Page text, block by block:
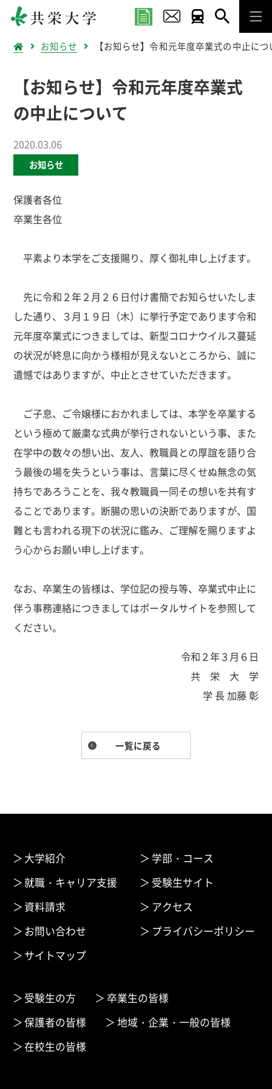
お知らせ 【お知らせ】令和元年度卒業式の中止につ
【お知らせ】令和元年度卒業式
の中止について
2020.03.06
お知らせ
保護者各位
卒業生各位
平素より本学をご支援賜り、厚く御礼申し上げます。
先に令和２年２月２６日付け書簡でお知らせいたしま
した通り、３月１９日（木）に挙行予定であります令和
元年度卒業式につきましては、新型コロナウイルス蔓延
の状況が終息に向かう様相が見えないところから、誠に
遺憾ではありますが、中止とさせていただきます。
ご子息、ご令嬢様におかれましては、本学を卒業する
という極めて厳粛な式典が挙行されないという事、また
在学中の数々の想い出、友人、教職員との厚誼を語り合
う最後の場を失うという事は、言葉に尽くせぬ無念の気
持ちであろうことを、我々教職員一同その想いを共有す
ることであります。断腸の思いの決断でありますが、国
難とも言われる現下の状況に鑑み、ご理解を賜りますよ
う心からお願い申し上げます。
なお、卒業生の皆様は、学位記の授与等、卒業式中止に
伴う事務連絡につきましてはポータルサイトを参照して
ください。
令和２年３月６日
共 栄 大 学
学 長 加藤 彰
一覧に戻る
大学紹介
学部・コース
就職・キャリア支援
受験生サイト
資料請求
アクセス
お問い合わせ
プライバシーポリシー
サイトマップ
受験生の方
卒業生の皆様
保護者の皆様
地域・企業・一般の皆様
在校生の皆様